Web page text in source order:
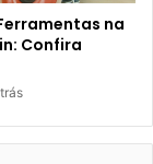
na
Confira